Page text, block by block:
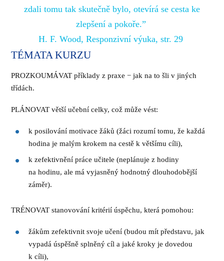
zdali tomu tak skutečně bylo, otevírá se cesta ke
zlepšení a pokoře.”
H. F. Wood, Responzivní výuka, str. 29
TÉMATA KURZU
PROZKOUMÁVAT příklady z praxe − jak na to šli v jiných
třídách.
PLÁNOVAT větší učební celky, což může vést:
k posilování motivace žáků (žáci rozumí tomu, že každá
hodina je malým krokem na cestě k většímu cíli),
k zefektivnění práce učitele (neplánuje z hodiny
na hodinu, ale má vyjasněný hodnotný dlouhodobější
záměr).
TRÉNOVAT stanovování kritérií úspěchu, která pomohou:
žákům zefektivnit svoje učení (budou mít představu, jak
vypadá úspěšně splněný cíl a jaké kroky je dovedou
k cíli),